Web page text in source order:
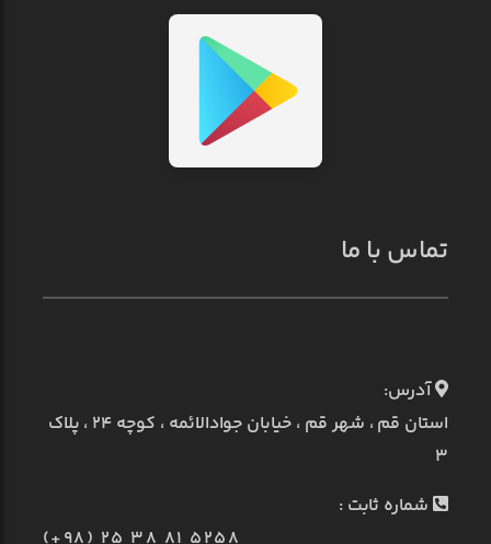
تماس با ما
آدرس:
استان قم ، شهر قم ، خیابان جوادالائمه ، کوچه ۲۴ ، پلاک
۳
شماره ثابت :